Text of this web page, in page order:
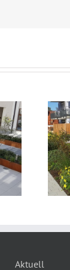
Rhode-
Aktuell